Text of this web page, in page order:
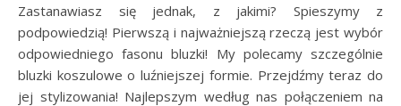
Zastanawiasz się jednak, z jakimi? Spieszymy z
podpowiedzią! Pierwszą i najważniejszą rzeczą jest wybór
odpowiedniego fasonu bluzki! My polecamy szczególnie
bluzki koszulowe o luźniejszej formie. Przejdźmy teraz do
jej stylizowania! Najlepszym według nas połączeniem na